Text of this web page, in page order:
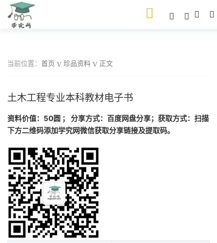
当前位置： 首页 珍品资料 正文
土木工程专业本科教材电子书
资料价值：50圆 ； 分享方式：百度网盘分享；获取方式：扫描
下方二维码添加学究网微信获取分享链接及提取码。